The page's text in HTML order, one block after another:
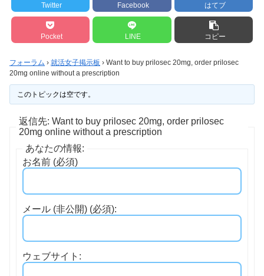
Twitter Facebook はてブ
Pocket LINE コピー
フォーラム › 就活女子掲示板 › Want to buy prilosec 20mg, order prilosec
20mg online without a prescription
このトピックは空です。
返信先: Want to buy prilosec 20mg, order prilosec
20mg online without a prescription
あなたの情報:
お名前 (必須)
メール (非公開) (必須):
ウェブサイト: